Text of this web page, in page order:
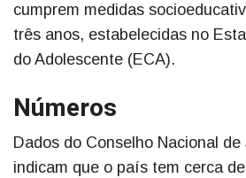
cumprem medidas
três anos, estabelecidas no
do Adolescente (ECA).
Números
Dados do Conselho Nacional
indicam que o país tem cerca de